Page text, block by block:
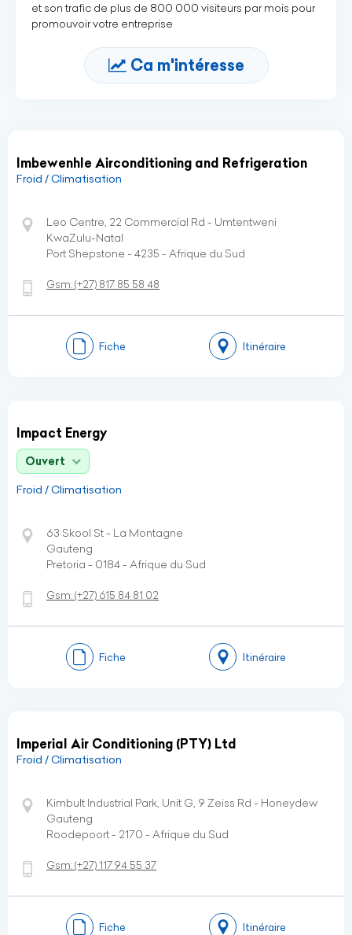
et son trafic de plus de 800 000 visiteurs par mois pour
promouvoir votre entreprise
Ca m'intéresse
Imbewenhle Airconditioning and Refrigeration
Froid / Climatisation
Leo Centre, 22 Commercial Rd - Umtentweni
KwaZulu-Natal
Port Shepstone - 4235 - Afrique du Sud
Gsm:(+27) 817 85 58 48
Fiche Itinéraire
Impact Energy
Ouvert
Froid / Climatisation
63 Skool St - La Montagne
Gauteng
Pretoria - 0184 - Afrique du Sud
Gsm:(+27) 615 84 81 02
Fiche Itinéraire
Imperial Air Conditioning (PTY) Ltd
Froid / Climatisation
Kimbult Industrial Park, Unit G, 9 Zeiss Rd - Honeydew
Gauteng
Roodepoort - 2170 - Afrique du Sud
Gsm:(+27) 117 94 55 37
Fiche Itinéraire